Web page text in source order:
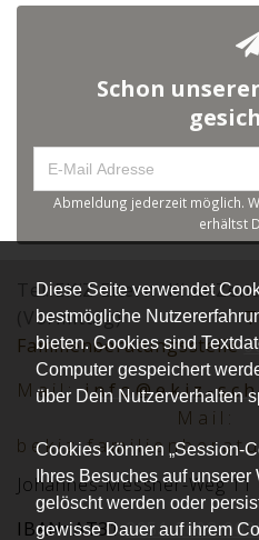
Diese Seite verwendet
bestmögliche
bieten. Cookies sind
Computer gespeichert
über Dein Nutzerverhalten
Cookies können „Session-
Ihres Besuches auf unserer
gelöscht werden oder
gewisse Dauer auf ihrem
Schon
Abmeldung jederzeit möglich.
erhältst
Tel.:EKiZ Eltern -Kind-
(Vormittag)
Familienberatungsstelle
Mail: info@ekiz-
Mail:
Johannes-Messner-Weg
IBAN: AT312051 0008